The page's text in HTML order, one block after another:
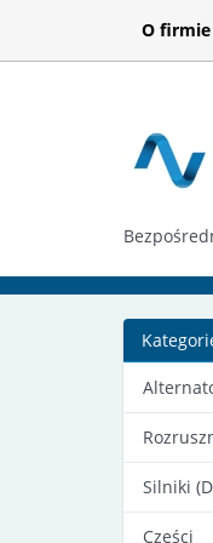
O firmie
Silniki
Części